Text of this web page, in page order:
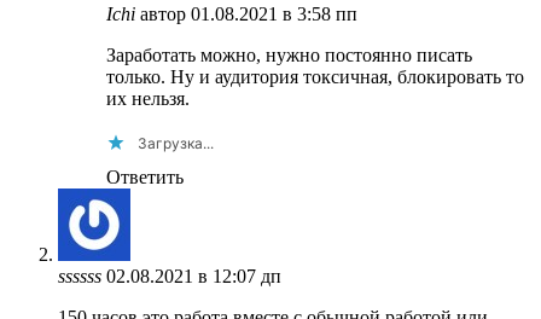
Ichi автор 01.08.2021 в 3:58 пп
Заработать можно, нужно постоянно писать
только. Ну и аудитория токсичная, блокировать то
их нельзя.
Загрузка...
Ответить
ssssss 02.08.2021 в 12:07 дп